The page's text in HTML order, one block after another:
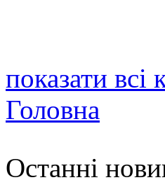
показати всі
Головна
Останні